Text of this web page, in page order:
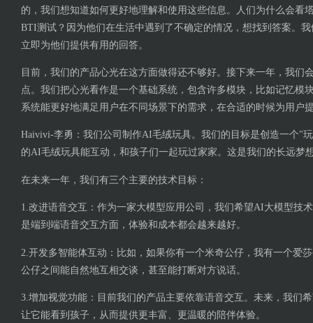
的，我们想知道如何更好地理解和使用这些信息。人们为什么会看
BTI测试？因为他们在生活中遇到了不确定的情况，想找到答案。
立即为他们提供有用的回答。
目前，我们的产品心光在这方面做得还不够好。接下来一年，我们
点。我们把心光看作是一个基础系统，包含许多模块，比如记忆模
系统能更好地满足用户在不同场景下的需求，在合适的时候为用户
Haivivi-李勇：我们公司制作AI毛绒玩具。我们的目标是创造一个"
的AI毛绒玩具能互动，和孩子们一起玩过家家。这是我们的长远梦
在未来一年，我们有三个主要的技术目标：
1.改进语音交互：作为一家大模型应用公司，我们希望AI大模型技
是端到端语音交互方面，体验和成本都会越来越好。
2.开发多智能体互动：比如，如果你有一个米奇公仔，我有一个爱
公仔之间能自然地互相交谈，甚至能打断对方说话。
3.增加视觉功能：目前我们的产品主要依靠语音交互。未来，我们
让它能看到孩子，从而提供更丰富、更温暖的陪伴体验。